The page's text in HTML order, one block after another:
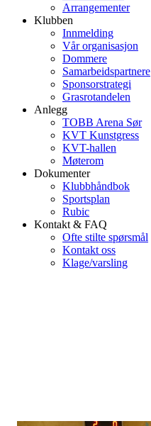
Arrangementer
Klubben
Innmelding
Vår organisasjon
Dommere
Samarbeidspartnere
Sponsorstrategi
Grasrotandelen
Anlegg
TOBB Arena Sør
KVT Kunstgress
KVT-hallen
Møterom
Dokumenter
Klubbhåndbok
Sportsplan
Rubic
Kontakt & FAQ
Ofte stilte spørsmål
Kontakt oss
Klage/varsling